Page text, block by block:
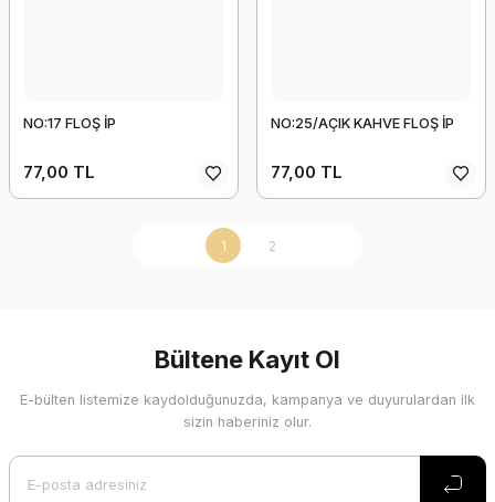
NO:17 FLOŞ İP
77,00 TL
NO:25/AÇIK KAHVE FLOŞ İP
77,00 TL
1 2
Bültene Kayıt Ol
E-bülten listemize kaydolduğunuzda, kampanya ve duyurulardan ilk
sizin haberiniz olur.